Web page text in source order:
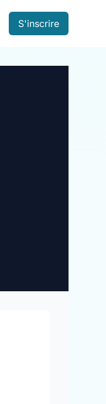
S'inscrire